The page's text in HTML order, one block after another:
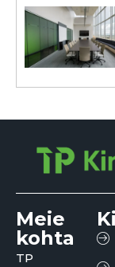
Meie
kohta
TP